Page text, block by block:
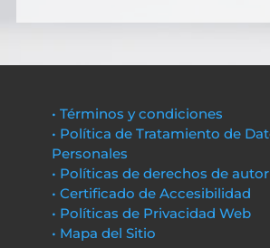
• Términos y condiciones
• Política de Tratamiento de
Personales
• Políticas de derechos de autor
• Certificado de Accesibilidad
• Políticas de Privacidad Web
• Mapa del Sitio